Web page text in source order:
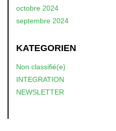
octobre 2024
septembre 2024
KATEGORIEN
Non classifié(e)
INTEGRATION
NEWSLETTER